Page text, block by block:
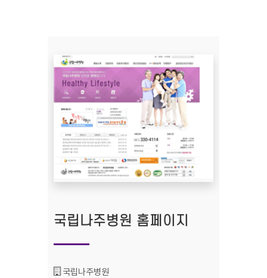
국립나주병원 홈페이지
기관명 :
국립나주병원